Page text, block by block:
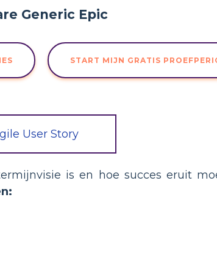
START MIJN GRATIS
User Story
is en hoe succes eruit